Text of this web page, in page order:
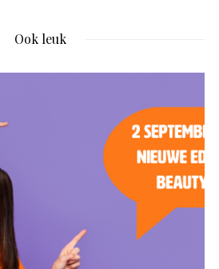
Ook leuk